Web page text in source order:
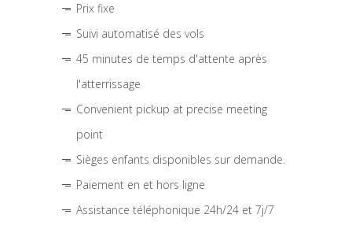
Prix fixe
Suivi automatisé des vols
45 minutes de temps d'attente après
l'atterrissage
Convenient pickup at precise meeting
point
Sièges enfants disponibles sur demande.
Paiement en et hors ligne
Assistance téléphonique 24h/24 et 7j/7